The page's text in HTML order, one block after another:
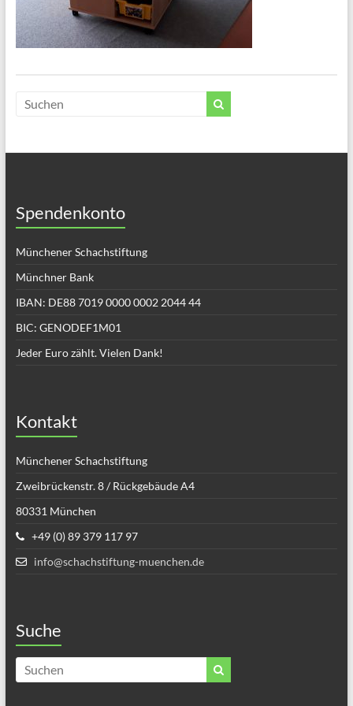
Spendenkonto
Münchener Schachstiftung
Münchner Bank
IBAN: DE88 7019 0000 0002 2044 44
BIC: GENODEF1M01
Jeder Euro zählt. Vielen Dank!
Kontakt
Münchener Schachstiftung
Zweibrückenstr. 8 / Rückgebäude A4
80331 München
+49 (0) 89 379 117 97
info@schachstiftung-muenchen.de
Suche